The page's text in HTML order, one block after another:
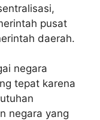
pusat
daerah.
negara
tepat karena
negara yang